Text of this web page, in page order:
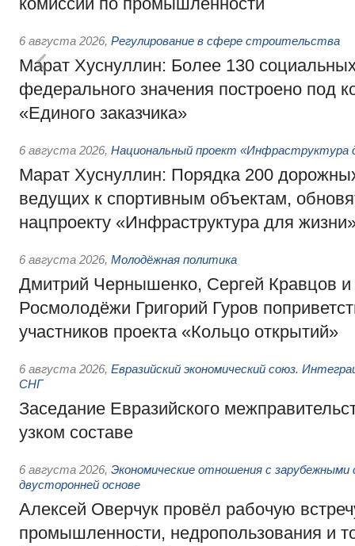
6 августа 2026, Регулирование в сфере строительства
Марат Хуснуллин: Более 130
федерального значения построено под
«Единого заказчика»
6 августа 2026, Национальный проект «Инфраструктура
Марат Хуснуллин: Порядка 200
ведущих к спортивным объектам,
нацпроекту «Инфраструктура для
6 августа 2026, Молодёжная политика
Дмитрий Чернышенко, Сергей Кравцов и
Росмолодёжи Григорий Гуров
участников проекта «Кольцо открытий»
6 августа 2026, Евразийский экономический союз.
СНГ
Заседание Евразийского
узком составе
6 августа 2026, Экономические отношения с
двусторонней основе
Алексей Оверчук провёл рабочую
промышленности, недропользования и